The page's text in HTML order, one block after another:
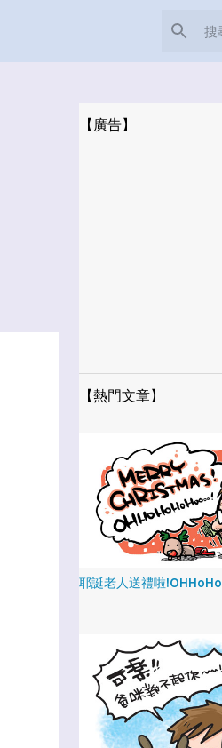
【廣告】
【熱門文章】
耶誕老人送禮啦!OHHoHo